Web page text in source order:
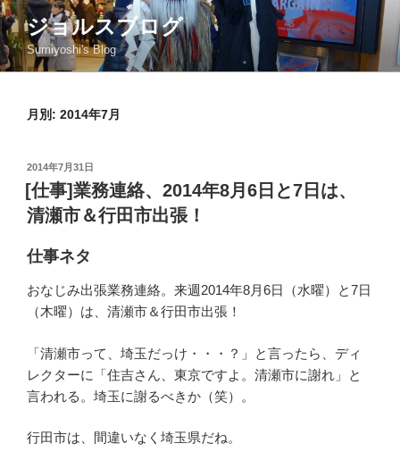
コ
ン
テ
ン
ジョルスブログ
Sumiyoshi's Blog
月別: 2014年7月
投
稿
日:
2014年7月31日
[仕事]業務連絡、2014年8月6日と7日は、
清瀬市＆行田市出張！
仕事ネタ
おなじみ出張業務連絡。来週2014年8月6日（水曜）と7日
（木曜）は、清瀬市＆行田市出張！
「清瀬市って、埼玉だっけ・・・？」と言ったら、ディ
レクターに「住吉さん、東京ですよ。清瀬市に謝れ」と
言われる。埼玉に謝るべきか（笑）。
行田市は、間違いなく埼玉県だね。